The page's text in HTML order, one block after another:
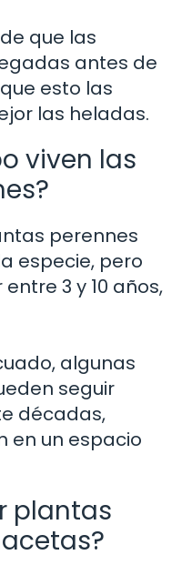
que las
antes de
esto las
las heladas.
viven las
perennes
especie, pero
3 y 10 años,
algunas
seguir
décadas,
en un espacio
plantas